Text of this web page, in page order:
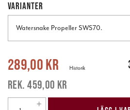
VARIANTER
Watersnake Propeller SWS70.
Nuvarande pris:289,00 kr
289,00 kr
459,00 kr
Historik